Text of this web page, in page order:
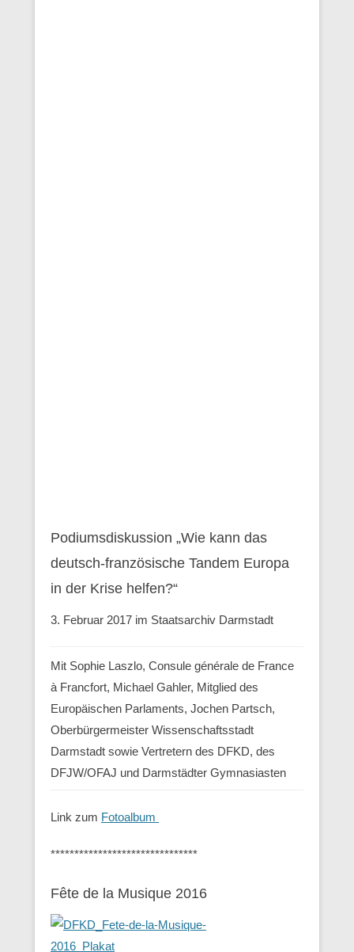
Podiumsdiskussion „Wie kann das
deutsch-französische Tandem Europa
in der Krise helfen?“
3. Februar 2017 im Staatsarchiv Darmstadt
Mit Sophie Laszlo, Consule générale de France
à Francfort, Michael Gahler, Mitglied des
Europäischen Parlaments, Jochen Partsch,
Oberbürgermeister Wissenschaftsstadt
Darmstadt sowie Vertretern des DFKD, des
DFJW/OFAJ und Darmstädter Gymnasiasten
Link zum Fotoalbum
*******************************
Fête de la Musique 2016